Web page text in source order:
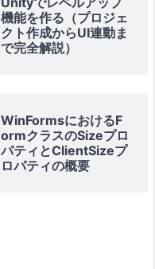
機能を作る（プロジェ
クト作成からUI連動ま
で完全解説）
WinFormsにおけるF
ormクラスのSizeプロ
パティとClientSizeプ
ロパティの概要